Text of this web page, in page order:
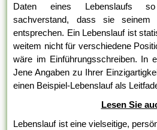
Daten eines Lebenslaufs
sachverstand, dass sie seinem
entsprechen. Ein Lebenslauf ist
weitem nicht für verschiedene
wäre im Einführungsschreiben. In
Jene Angaben zu Ihrer
einen Beispiel-Lebenslauf als
Lesen Sie
Lebenslauf ist eine vielseitige,